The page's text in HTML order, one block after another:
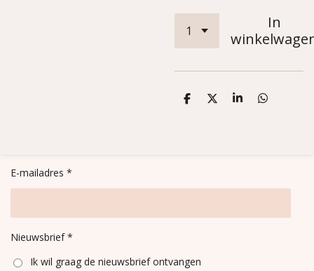
In
D
D
S
D
E-mailadres *
Nieuwsbrief *
Ik wil graag de nieuwsbrief ontvangen